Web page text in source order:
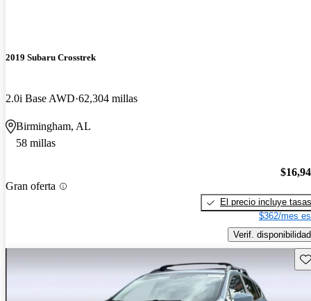
2019 Subaru Crosstrek
2.0i Base AWD 62,304 millas
Birmingham, AL
58 millas
Gran oferta
El precio incluye tasas
$362/mes
Verif. disponibilidad